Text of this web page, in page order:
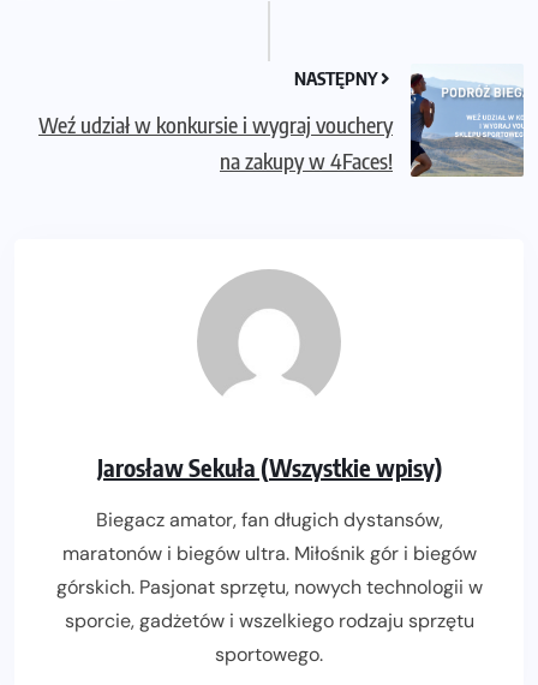
NASTĘPNY
Weź udział w konkursie i wygraj vouchery
na zakupy w 4Faces!
Jarosław Sekuła (Wszystkie wpisy)
Biegacz amator, fan długich dystansów,
maratonów i biegów ultra. Miłośnik gór i biegów
górskich. Pasjonat sprzętu, nowych technologii w
sporcie, gadżetów i wszelkiego rodzaju sprzętu
sportowego.